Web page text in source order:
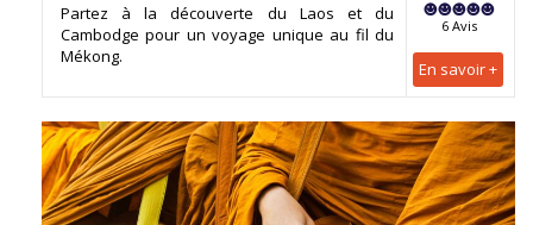
6 Avis
En savoir +
Partez à la découverte du Laos et du
Cambodge pour un voyage unique au fil du
Mékong.